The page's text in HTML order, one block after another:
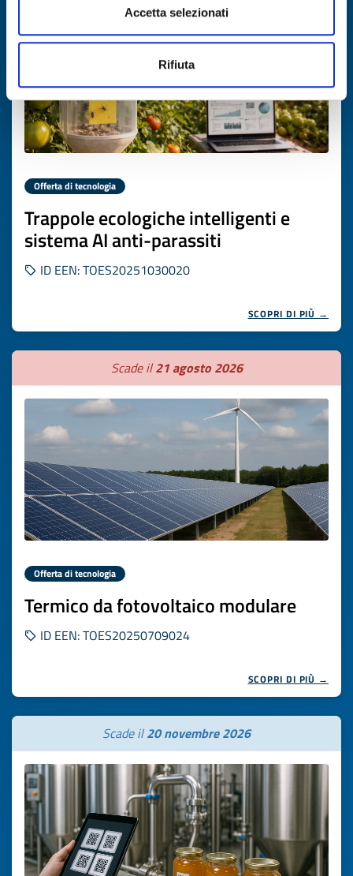
Accetta selezionati
Rifiuta
Offerta di tecnologia
Trappole ecologiche intelligenti e
sistema AI anti-parassiti
ID EEN: TOES20251030020
SCOPRI DI PIÙ →
Scade il21 agosto 2026
Offerta di tecnologia
Termico da fotovoltaico modulare
ID EEN: TOES20250709024
SCOPRI DI PIÙ →
Scade il20 novembre 2026